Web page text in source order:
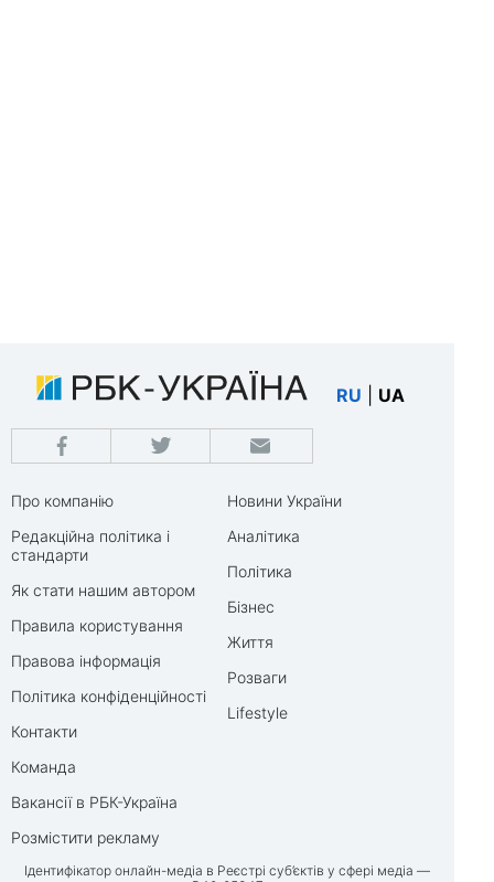
RU UA
Про компанію
Редакційна політика і
стандарти
Як стати нашим автором
Правила користування
Правова інформація
Політика конфіденційності
Контакти
Команда
Вакансії в РБК-Україна
Розмістити рекламу
Новини України
Аналітика
Політика
Бізнес
Життя
Розваги
Lifestyle
Ідентифікатор онлайн-медіа в Реєстрі суб’єктів у сфері медіа —